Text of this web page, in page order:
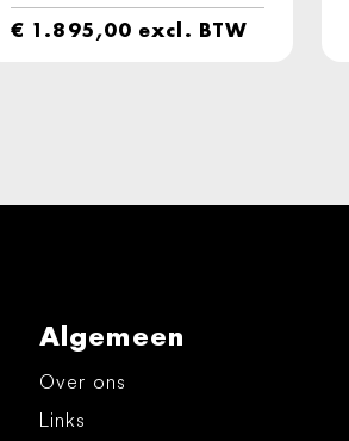
€ 1.895,00 excl. BTW
Algemeen
Over ons
Links